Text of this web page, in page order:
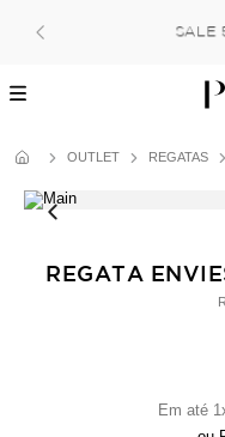
OUTLET REGATAS
REGATA
Em até 1